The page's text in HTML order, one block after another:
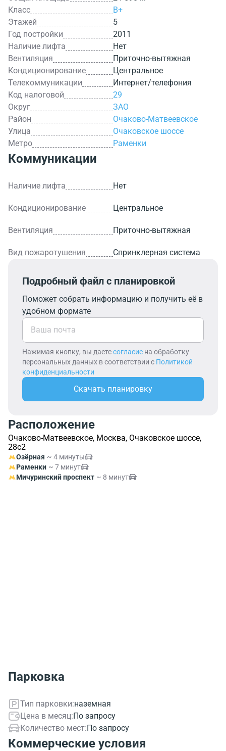
Класс
B+
Этажей
5
Год постройки
2011
Наличие лифта
Нет
Вентиляция
Приточно-вытяжная
Кондиционирование
Центральное
Телекоммуникации
Интернет/телефония
Код налоговой
29
Округ
ЗАО
Район
Очаково-Матвеевское
Улица
Очаковское шоссе
Метро
Раменки
Коммуникации
Наличие лифта Нет
Кондиционирование Центральное
Вентиляция Приточно-вытяжная
Вид пожаротушения Спринклерная система
Подробный файл с планировкой
Поможет собрать информацию и получить её в
удобном формате
Нажимая кнопку, вы даетесогласие на обработку
персональных данных в соответствии с Политикой
конфиденциальности
Скачать планировку
Расположение
Очаково-Матвеевское, Москва, Очаковское шоссе,
28с2
Озёрная ~ 4 минуты
Раменки ~ 7 минут
Мичуринский проспект ~ 8 минут
Парковка
Тип парковки:наземная
Цена в месяц:По запросу
Количество мест:По запросу
Коммерческие условия